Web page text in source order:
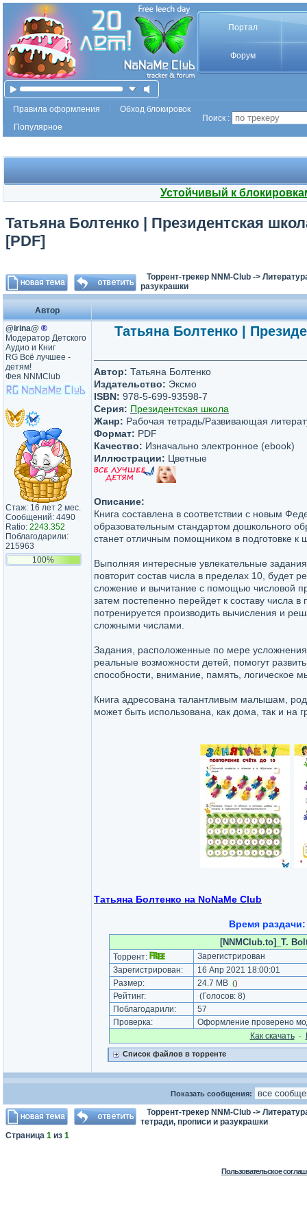
Портал
Форум
Правила оформления
Обход блокировок
Популярное
Поиск :
Устойчивый к
Татьяна Болтенко | Президентская
[PDF]
Торрент-трекер NNM-Club ->
разукрашки
Автор
@irina@ ®
Модератор Детского
Аудио и Книг
RG Всё лучшее -
детям!
Фея NNMClub
Стаж: 16 лет 2 мес.
Сообщений: 4490
Ratio: 2243.352
Поблагодарили:
215963
100%
Татьяна Болтенко |
Автор: Татьяна Болтенко
Издательство: Эксмо
ISBN: 978-5-699-93598-7
Серия: Президентская школа
Жанр: Рабочая тетрадь/Развивающая
Формат: PDF
Качество: Изначально электронное (ebook)
Иллюстрации: Цветные
Описание:
Книга составлена в соответствии с новым
образовательным стандартом дошкольного
станет отличным помощником в подготовке к
Выполняя интересные увлекательные
повторит состав числа в пределах 10, будет
сложение и вычитание с помощью числовой
затем постепенно перейдет к составу числа в
потренируется производить вычисления и
сложными числами.
Задания, расположенные по мере
реальные возможности детей, помогут
способности, внимание, память, логическое
Книга адресована талантливым малышам,
может быть использована, как дома, так и на
Татьяна Болтенко на NoNaMe Club
Время
[NNMClub.to]_T.
Торрент:
Зарегистрирован
Зарегистрирован:
16 Апр 2021 18:00:01
Размер:
24.7 MB ()
Рейтинг: (Голосов: 8)
Поблагодарили:
57
Проверка:
Оформление проверено
Как cкачать·
Список файлов в торренте
Показать сообщения:
Торрент-трекер NNM-Club ->
тетради, прописи и разукрашки
Страница 1 из 1
Пользовательское